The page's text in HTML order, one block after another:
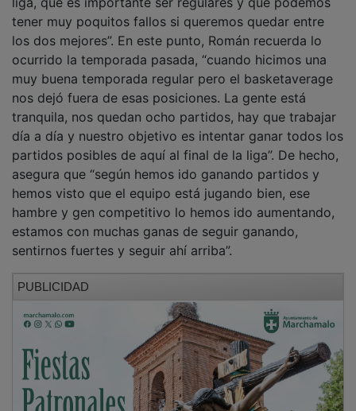
tener muy poquitos fallos si queremos quedar entre
los dos mejores”. En este punto, Román recuerda lo
ocurrido la temporada pasada, “cuando hicimos una
muy buena temporada regular pero el basketaverage
nos dejó fuera de esas posiciones. La gente está
tranquila, nos quedan ocho partidos, hay que trabajar
día a día y nuestro objetivo es intentar ganar todos los
partidos posibles de aquí al final de la liga”. De hecho,
asegura que “según hemos ido ganando partidos y
hemos visto que el equipo está jugando bien, ese
hambre y gen competitivo lo hemos ido aumentando,
estamos con muchas ganas de seguir ganando,
sentirnos fuertes y seguir ahí arriba”.